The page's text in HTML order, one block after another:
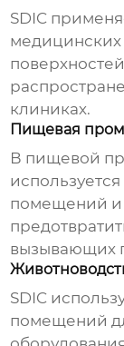
SDIC
медицинских
клиниках.
Пищевая
В пищевой
помещений и
вызывающих
SDIC
помещений